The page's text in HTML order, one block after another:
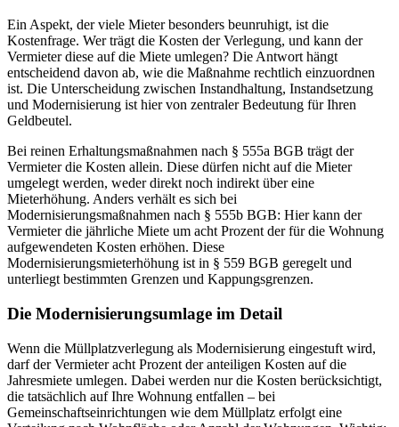
Ein Aspekt, der viele Mieter besonders beunruhigt, ist die
Kostenfrage. Wer trägt die Kosten der Verlegung, und kann der
Vermieter diese auf die Miete umlegen? Die Antwort hängt
entscheidend davon ab, wie die Maßnahme rechtlich einzuordnen
ist. Die Unterscheidung zwischen Instandhaltung, Instandsetzung
und Modernisierung ist hier von zentraler Bedeutung für Ihren
Geldbeutel.
Bei reinen Erhaltungsmaßnahmen nach § 555a BGB trägt der
Vermieter die Kosten allein. Diese dürfen nicht auf die Mieter
umgelegt werden, weder direkt noch indirekt über eine
Mieterhöhung. Anders verhält es sich bei
Modernisierungsmaßnahmen nach § 555b BGB: Hier kann der
Vermieter die jährliche Miete um acht Prozent der für die Wohnung
aufgewendeten Kosten erhöhen. Diese
Modernisierungsmieterhöhung ist in § 559 BGB geregelt und
unterliegt bestimmten Grenzen und Kappungsgrenzen.
Die Modernisierungsumlage im Detail
Wenn die Müllplatzverlegung als Modernisierung eingestuft wird,
darf der Vermieter acht Prozent der anteiligen Kosten auf die
Jahresmiete umlegen. Dabei werden nur die Kosten berücksichtigt,
die tatsächlich auf Ihre Wohnung entfallen – bei
Gemeinschaftseinrichtungen wie dem Müllplatz erfolgt eine